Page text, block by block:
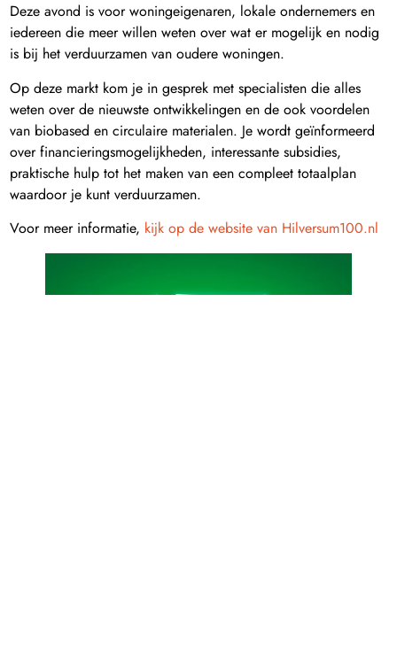
Deze avond is voor woningeigenaren, lokale ondernemers en
iedereen die meer willen weten over wat er mogelijk en nodig
is bij het verduurzamen van oudere woningen.
Op deze markt kom je in gesprek met specialisten die alles
weten over de nieuwste ontwikkelingen en de ook voordelen
van biobased en circulaire materialen. Je wordt geïnformeerd
over financieringsmogelijkheden, interessante subsidies,
praktische hulp tot het maken van een compleet totaalplan
waardoor je kunt verduurzamen.
Voor meer informatie, kijk op de website van Hilversum100.nl